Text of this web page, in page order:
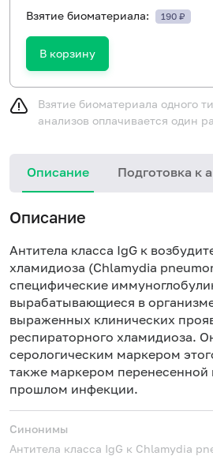
Взятие биоматериала: 190 ₽
В корзину
Взятие биоматериала одного
анализов оплачивается один
Описание Подготовка к
Описание
Антитела класса IgG к
хламидиоза (Chlamydia
специфические
вырабатывающиеся в
выраженных клинических
респираторного хламидиоза.
серологическим маркером
также маркером перенесенной
прошлом инфекции.
Синонимы
Антитела класса IgG к Chlamydia